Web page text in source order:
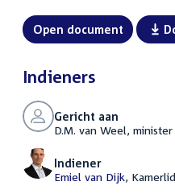
Open document
Indieners
Gericht aan
D.M. van Weel,
Indiener
Emiel van Dijk, Kamerlid